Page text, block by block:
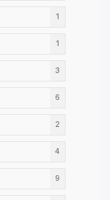
1
1
3
6
2
4
9